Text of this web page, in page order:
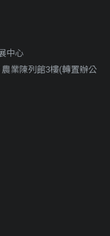
中心
業陳列館3樓(轉置辦公